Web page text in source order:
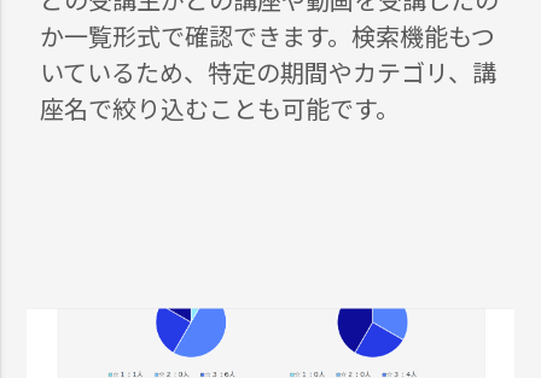
か一覧形式で確認できます。検索機能もつ
いているため、特定の期間やカテゴリ、講
座名で絞り込むことも可能です。